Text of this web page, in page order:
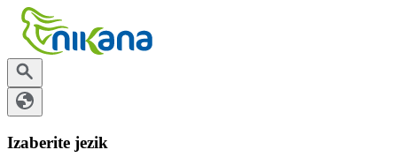
Izaberite jezik